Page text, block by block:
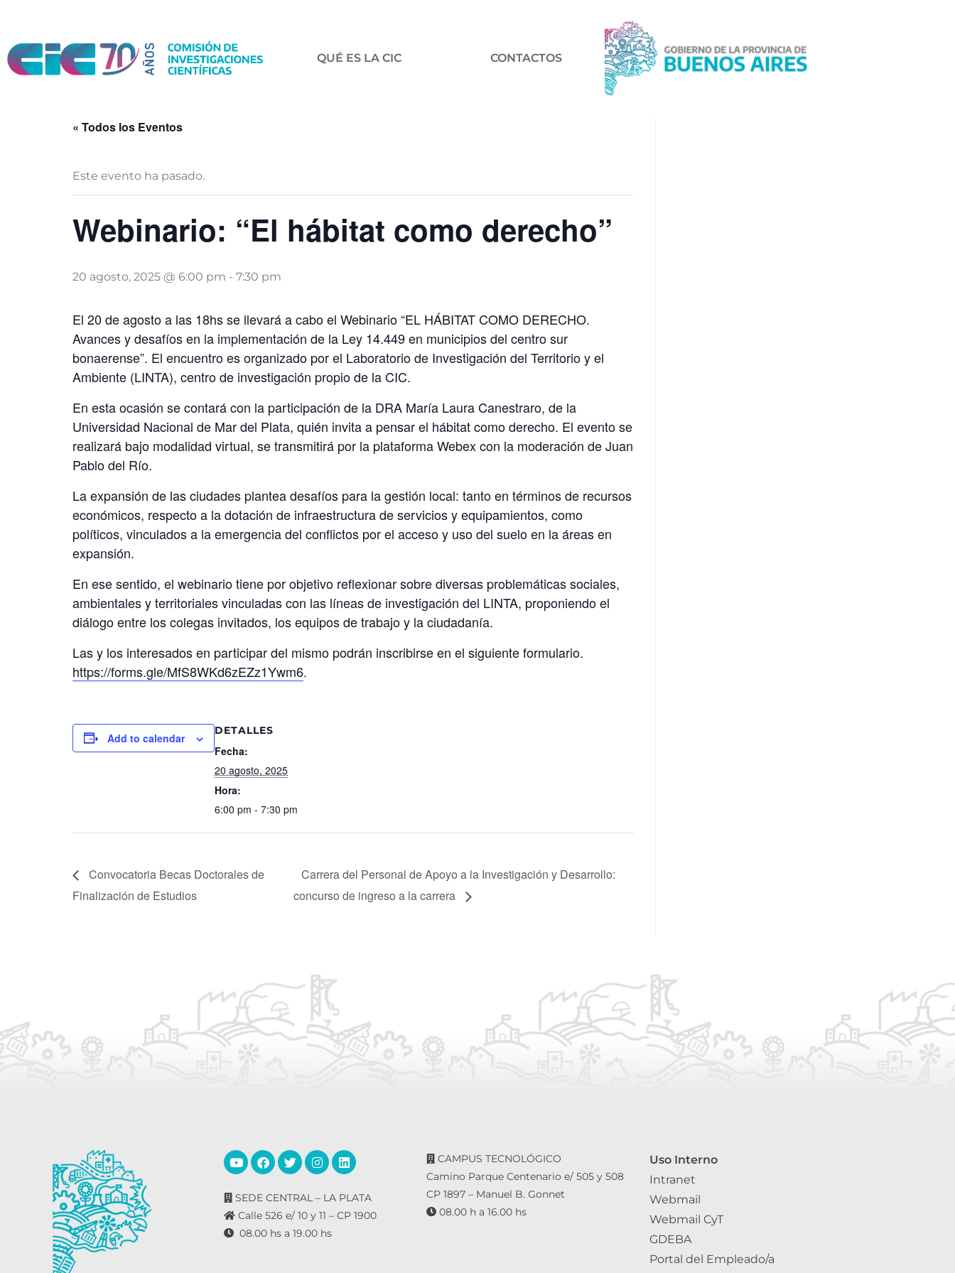
QUÉ ES LA CIC CONTACTOS
« Todos los Eventos
Este evento ha pasado.
Webinario: “El hábitat como derecho”
20 agosto, 2025 @ 6:00 pm - 7:30 pm
El 20 de agosto a las 18hs se llevará a cabo el Webinario “EL HÁBITAT COMO DERECHO.
Avances y desafíos en la implementación de la Ley 14.449 en municipios del centro sur
bonaerense”. El encuentro es organizado por el Laboratorio de Investigación del Territorio y el
Ambiente (LINTA), centro de investigación propio de la CIC.
En esta ocasión se contará con la participación de la DRA María Laura Canestraro, de la
Universidad Nacional de Mar del Plata, quién invita a pensar el hábitat como derecho. El evento se
realizará bajo modalidad virtual, se transmitirá por la plataforma Webex con la moderación de Juan
Pablo del Río.
La expansión de las ciudades plantea desafíos para la gestión local: tanto en términos de recursos
económicos, respecto a la dotación de infraestructura de servicios y equipamientos, como
políticos, vinculados a la emergencia del conflictos por el acceso y uso del suelo en la áreas en
expansión.
En ese sentido, el webinario tiene por objetivo reflexionar sobre diversas problemáticas sociales,
ambientales y territoriales vinculadas con las líneas de investigación del LINTA, proponiendo el
diálogo entre los colegas invitados, los equipos de trabajo y la ciudadanía.
Las y los interesados en participar del mismo podrán inscribirse en el siguiente formulario.
https://forms.gle/MfS8WKd6zEZz1Ywm6.
Add to calendar
DETALLES
Fecha:
20 agosto, 2025
Hora:
6:00 pm - 7:30 pm
Convocatoria Becas Doctorales de
Finalización de Estudios
Carrera del Personal de Apoyo a la Investigación y Desarrollo:
concurso de ingreso a la carrera
SEDE CENTRAL – LA PLATA
Calle 526 e/ 10 y 11 – CP 1900
08.00 hs a 19.00 hs
CAMPUS TECNOLÓGICO
Camino Parque Centenario e/ 505 y 508
CP 1897 – Manuel B. Gonnet
08.00 h a 16.00 hs
Uso Interno
Intranet
Webmail
Webmail CyT
GDEBA
Portal del Empleado/a